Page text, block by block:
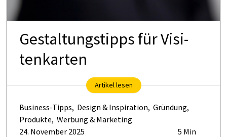
Ge­stal­tungs­tipps für Vi­si­
ten­kar­ten
Artikel lesen
Business-Tipps, Design & Inspiration, Gründung,
Produkte, Werbung & Marketing
24. November 2025
5 Min